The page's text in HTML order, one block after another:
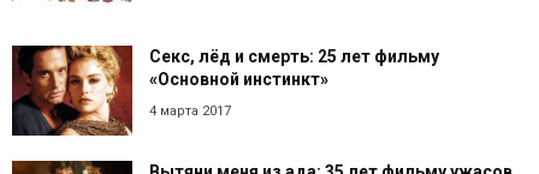
Секс, лёд и смерть: 25 лет фильму
«Основной инстинкт»
4 марта 2017